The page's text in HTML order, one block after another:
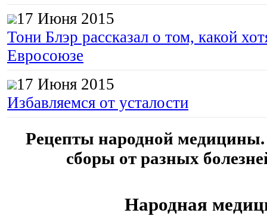
17 Июня 2015
Тони Блэр рассказал о том, какой
Евросоюзе
17 Июня 2015
Избавляемся от усталости
Рецепты народной
сборы от разных
Народная